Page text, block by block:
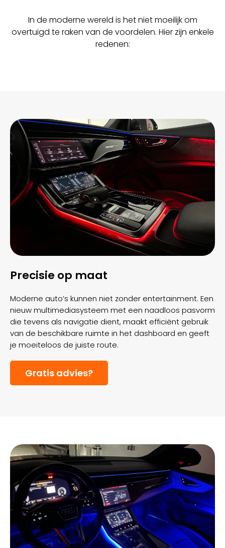
In de moderne wereld is het niet moeilijk om
overtuigd te raken van de voordelen. Hier zijn enkele
redenen:
Precisie op maat
Moderne auto’s kunnen niet zonder entertainment. Een
nieuw multimediasysteem met een naadloos pasvorm
die tevens als navigatie dient, maakt efficiënt gebruik
van de beschikbare ruimte in het dashboard en geeft
je moeiteloos de juiste route.
Gratis advies?